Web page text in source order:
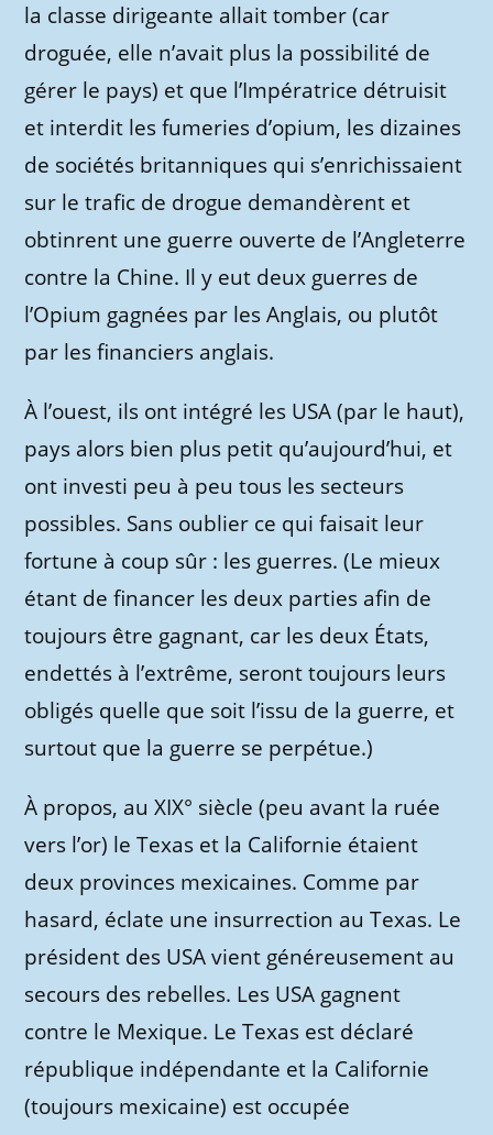
la classe dirigeante allait tomber (car
droguée, elle n’avait plus la possibilité de
gérer le pays) et que l’Impératrice détruisit
et interdit les fumeries d’opium, les dizaines
de sociétés britanniques qui s’enrichissaient
sur le trafic de drogue demandèrent et
obtinrent une guerre ouverte de l’Angleterre
contre la Chine. Il y eut deux guerres de
l’Opium gagnées par les Anglais, ou plutôt
par les financiers anglais.
À l’ouest, ils ont intégré les USA (par le haut),
pays alors bien plus petit qu’aujourd’hui, et
ont investi peu à peu tous les secteurs
possibles. Sans oublier ce qui faisait leur
fortune à coup sûr : les guerres. (Le mieux
étant de financer les deux parties afin de
toujours être gagnant, car les deux États,
endettés à l’extrême, seront toujours leurs
obligés quelle que soit l’issu de la guerre, et
surtout que la guerre se perpétue.)
À propos, au XIX° siècle (peu avant la ruée
vers l’or) le Texas et la Californie étaient
deux provinces mexicaines. Comme par
hasard, éclate une insurrection au Texas. Le
président des USA vient généreusement au
secours des rebelles. Les USA gagnent
contre le Mexique. Le Texas est déclaré
république indépendante et la Californie
(toujours mexicaine) est occupée